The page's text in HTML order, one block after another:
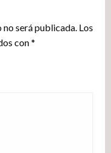
será publicada. Los
con*